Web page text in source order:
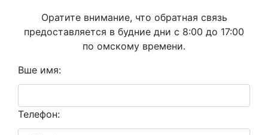
Оратите внимание, что обратная связь
предоставляется в будние дни с 8:00 до 17:00
по омскому времени.
Вше имя:
Телефон: